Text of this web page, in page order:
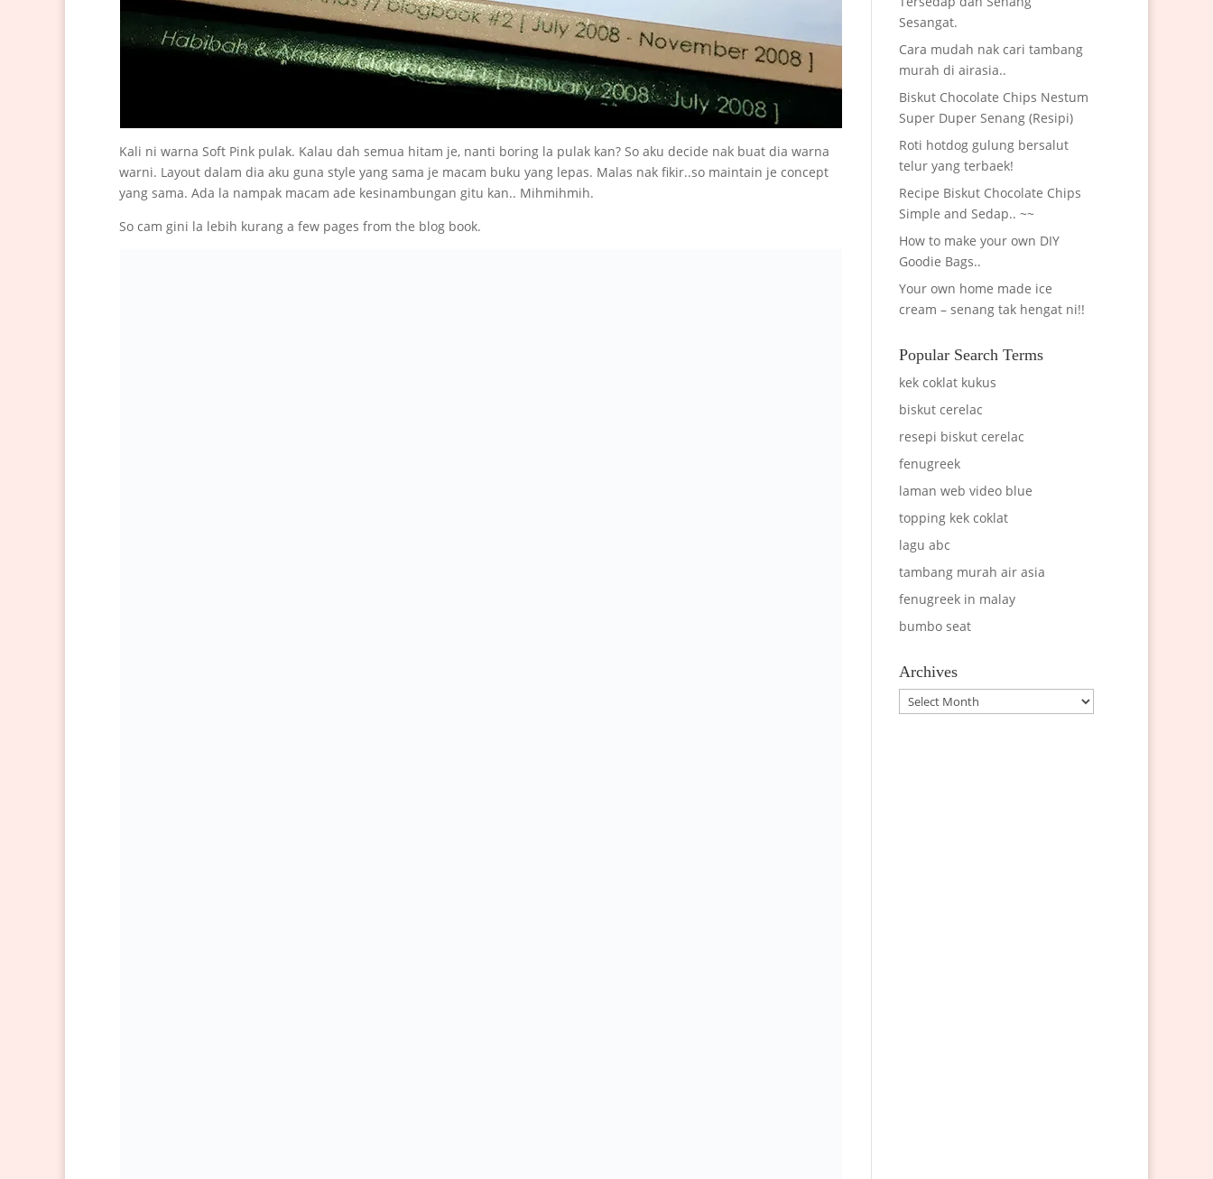
Kali ni warna Soft Pink pulak. Kalau dah semua hitam je, nanti boring la pulak kan? So aku decide nak buat dia warna
warni. Layout dalam dia aku guna style yang sama je macam buku yang lepas. Malas nak fikir..so maintain je concept
yang sama. Ada la nampak macam ade kesinambungan gitu kan.. Mihmihmih.
So cam gini la lebih kurang a few pages from the blog book.
Sesangat.
Cara mudah nak cari tambang
murah di airasia..
Biskut Chocolate Chips Nestum
Super Duper Senang (Resipi)
Roti hotdog gulung bersalut
telur yang terbaek!
Recipe Biskut Chocolate Chips
Simple and Sedap.. ~~
How to make your own DIY
Goodie Bags..
Your own home made ice
cream – senang tak hengat ni!!
Popular Search Terms
kek coklat kukus
biskut cerelac
resepi biskut cerelac
fenugreek
laman web video blue
topping kek coklat
lagu abc
tambang murah air asia
fenugreek in malay
bumbo seat
Archives
Archives